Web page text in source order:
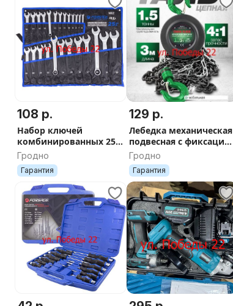
108 р.
Набор ключей
комбинированных 25
предметов Forsage
Premium F-5261P
Гродно
Гарантия
129 р.
Лебедка механическая
подвесная с фиксацией
цепи натяжения, 1.5т
(длина цепи - 2.5м),
таль цепная
Гродно
Гарантия